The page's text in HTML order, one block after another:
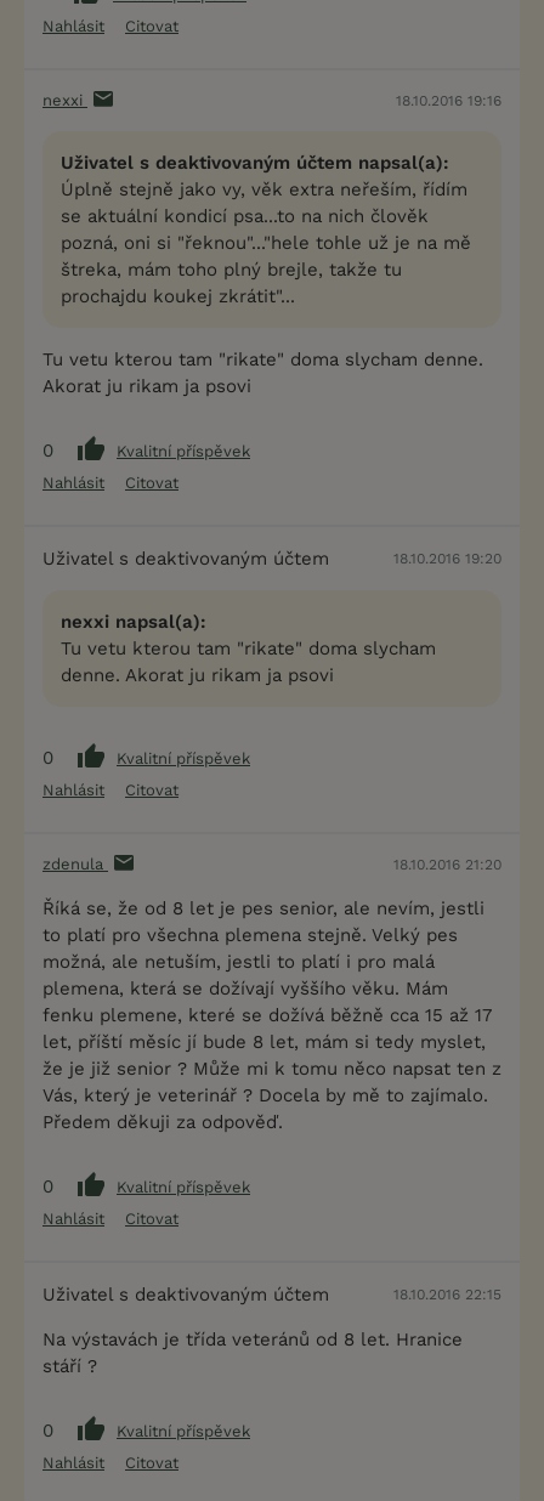
Nahlásit
Citovat
nexxi 18.10.2016 19:16
Uživatel s deaktivovaným účtem napsal(a):
Úplně stejně jako vy, věk extra neřeším, řídím
se aktuální kondicí psa...to na nich člověk
pozná, oni si "řeknou"..."hele tohle už je na mě
štreka, mám toho plný brejle, takže tu
prochajdu koukej zkrátit"...
Tu vetu kterou tam "rikate" doma slycham denne.
Akorat ju rikam ja psovi
0
Kvalitní příspěvek
Nahlásit
Citovat
Uživatel s deaktivovaným účtem 18.10.2016 19:20
nexxi napsal(a):
Tu vetu kterou tam "rikate" doma slycham
denne. Akorat ju rikam ja psovi
0
Kvalitní příspěvek
Nahlásit
Citovat
zdenula 18.10.2016 21:20
Říká se, že od 8 let je pes senior, ale nevím, jestli
to platí pro všechna plemena stejně. Velký pes
možná, ale netuším, jestli to platí i pro malá
plemena, která se dožívají vyššího věku. Mám
fenku plemene, které se dožívá běžně cca 15 až 17
let, příští měsíc jí bude 8 let, mám si tedy myslet,
že je již senior ? Může mi k tomu něco napsat ten z
Vás, který je veterinář ? Docela by mě to zajímalo.
Předem děkuji za odpověď.
0
Kvalitní příspěvek
Nahlásit
Citovat
Uživatel s deaktivovaným účtem 18.10.2016 22:15
Na výstavách je třída veteránů od 8 let. Hranice
stáří ?
0
Kvalitní příspěvek
Nahlásit
Citovat